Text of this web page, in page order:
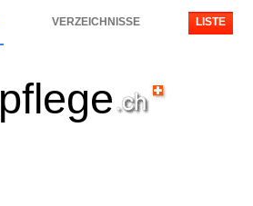
VERZEICHNISSE LISTE
pflege